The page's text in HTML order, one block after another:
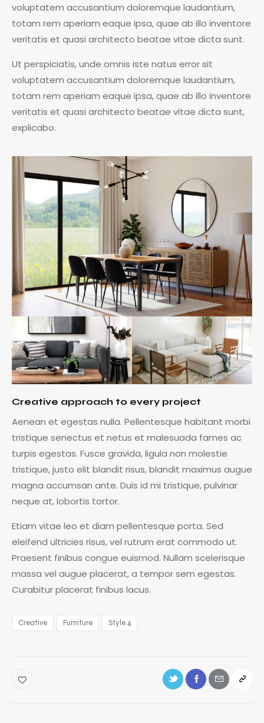
voluptatem accusantium doloremque laudantium,
totam rem aperiam eaque ipsa, quae ab illo inventore
veritatis et quasi architecto beatae vitae dicta sunt.
Ut perspiciatis, unde omnis iste natus error sit
voluptatem accusantium doloremque laudantium,
totam rem aperiam eaque ipsa, quae ab illo inventore
veritatis et quasi architecto beatae vitae dicta sunt,
explicabo.
Creative approach to every project
Aenean et egestas nulla. Pellentesque habitant morbi
tristique senectus et netus et malesuada fames ac
turpis egestas. Fusce gravida, ligula non molestie
tristique, justo elit blandit risus, blandit maximus augue
magna accumsan ante. Duis id mi tristique, pulvinar
neque at, lobortis tortor.
Etiam vitae leo et diam pellentesque porta. Sed
eleifend ultricies risus, vel rutrum erat commodo ut.
Praesent finibus congue euismod. Nullam scelerisque
massa vel augue placerat, a tempor sem egestas.
Curabitur placerat finibus lacus.
Creative Furniture Style 4